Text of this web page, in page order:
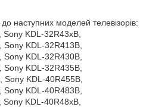
наступних моделей телевізорів:
KDL-32R43xB,
KDL-32R413B,
KDL-32R430B,
KDL-32R435B,
KDL-40R455B,
KDL-40R483B,
KDL-40R48xB,